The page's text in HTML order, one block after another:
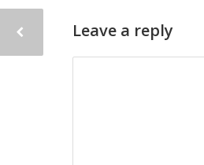
Leave a reply